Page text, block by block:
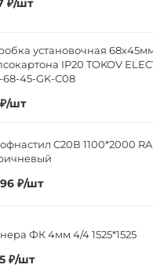
установочная
IP20 TOKOV
68-45-GK-C08
₽/шт
C20В 1100*2000
₽/шт
ФК 4мм 4/4 1525*1525
₽/шт